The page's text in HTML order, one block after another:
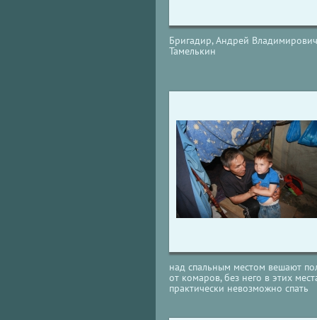
Бригадир, Андрей Владимирович
Тамелькин
над спальным местом вешают
от комаров, без него в этих
практически невозможно спать